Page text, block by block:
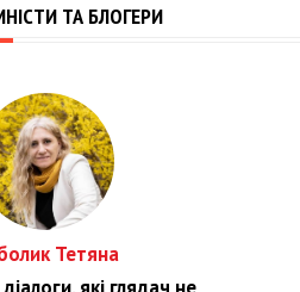
ТА БЛОГЕРИ
Тетяна